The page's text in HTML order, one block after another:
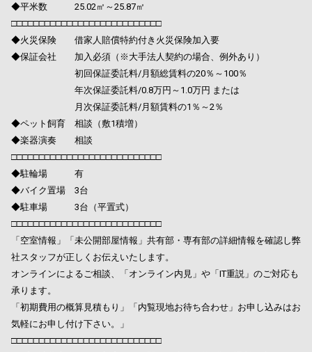
◆平米数 25.02㎡～25.87㎡
□□□□□□□□□□□□□□□□□□□□□□□□□□□
◆火災保険 借家人賠償特約付き火災保険加入要
◆保証会社 加入必須（※大手法人契約の場合、例外あり）
初回保証委託料/月額総賃料の20％～100％
年次保証委託料/0.8万円～1.0万円 または
月次保証委託料/月額賃料の1％～2％
◆ペット飼育 相談（敷1積増）
◆楽器演奏 相談
□□□□□□□□□□□□□□□□□□□□□□□□□□□
◆駐輪場 有
◆バイク置場 3台
◆駐車場 3台（平置式）
□□□□□□□□□□□□□□□□□□□□□□□□□□□
「空室情報」「未公開部屋情報」共有部・専有部の詳細情報を確認し弊
社スタッフが正しくお伝えいたします。
オンラインによるご相談、「オンライン内見」や「IT重説」のご対応も
承ります。
「初期費用の概算見積もり」「内覧現地お待ち合わせ」お申し込みはお
気軽にお申し付け下さい。」
□□□□□□□□□□□□□□□□□□□□□□□□□□□